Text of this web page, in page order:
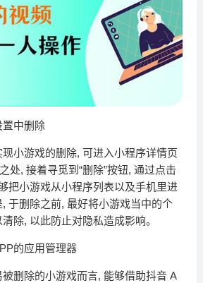
置中删除
小游戏的删除, 可进入小程序详情页
处, 接着寻觅到“删除”按钮, 通过点击
把小游戏从小程序列表以及手机里进
于删除之前, 最好将小游戏当中的个
除, 以此防止对隐私造成影响。
的应用管理器
删除的小游戏而言, 能够借助抖音 A